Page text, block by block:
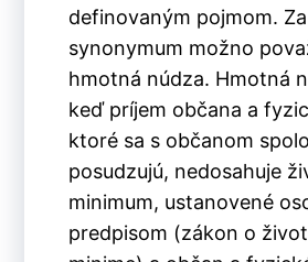
definovaným pojmom.
synonymum možno
hmotná núdza. Hmotná
keď príjem občana a
ktoré sa s občanom
posudzujú, nedosahuje
minimum, ustanovené
predpisom (zákon o